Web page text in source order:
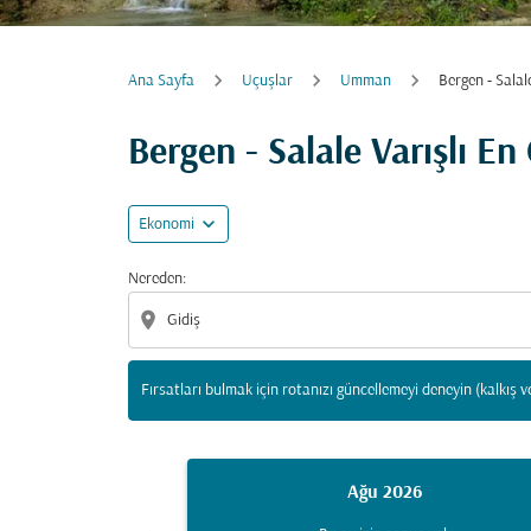
Ana Sayfa Uçuşlar Umman Bergen -
Bergen - Salale Varışlı
Ekonomi expand_more
Nereden:
location_on
Fırsatları bulmak için rotanızı güncellemeyi deneyin
Fırsatları bulmak için rotanızı güncellemeyi
Ağu 2026